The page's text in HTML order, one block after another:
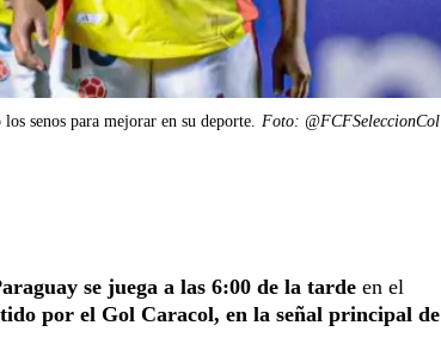
senos para mejorar en su deporte. Foto: @FCFSeleccionCol
se juega a las 6:00 de la tarde en el
por el Gol Caracol, en la señal principal de